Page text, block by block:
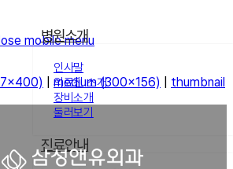
병원소개
인사말
의료진 소개
장비소개
둘러보기
진료안내
mobile menu
medium (300x156)
thumbnail